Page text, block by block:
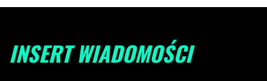
INSERT WIADOMOŚCI